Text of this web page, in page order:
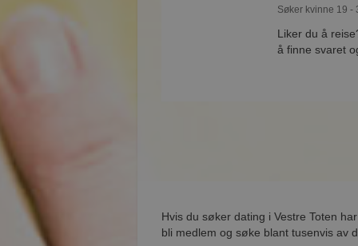
Søker kvinne 19 -
Liker du å
å finne svaret
Hvis du søker dating i Vestre Toten
bli medlem og søke blant tusenvis av